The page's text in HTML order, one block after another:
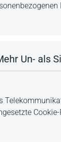
Un- als
Cookie-